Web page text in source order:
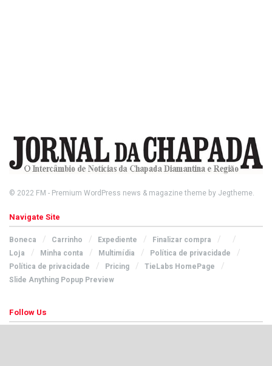
© 2022 FM - Premium WordPress news & magazine theme by Jegtheme.
Navigate Site
Boneca Carrinho Expediente
Finalizar compra
Loja
Minha conta Multimídia
Política de privacidade
Política de privacidade
Pricing
TieLabs HomePage
Slide Anything Popup Preview
Follow Us